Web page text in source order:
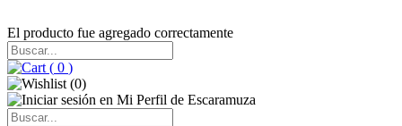
El producto fue agregado correctamente
( 0 )
(0)